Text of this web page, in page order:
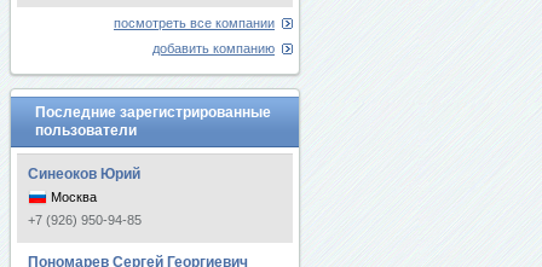
посмотреть все компании
добавить компанию
Последние зарегистрированные
пользователи
Синеоков Юрий
Москва
+7 (926) 950-94-85
Пономарев Сергей Георгиевич